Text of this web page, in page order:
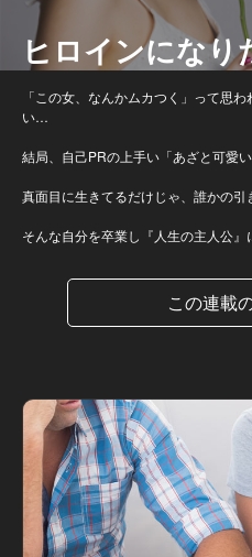
ヒロインになり
「この女、なんかムカつく」って思
い…
結局、自己PRの上手い「あざと可愛
真面目に生きてるだけじゃ、誰かの
そんな自分を卒業し『人生の主人公
この連載